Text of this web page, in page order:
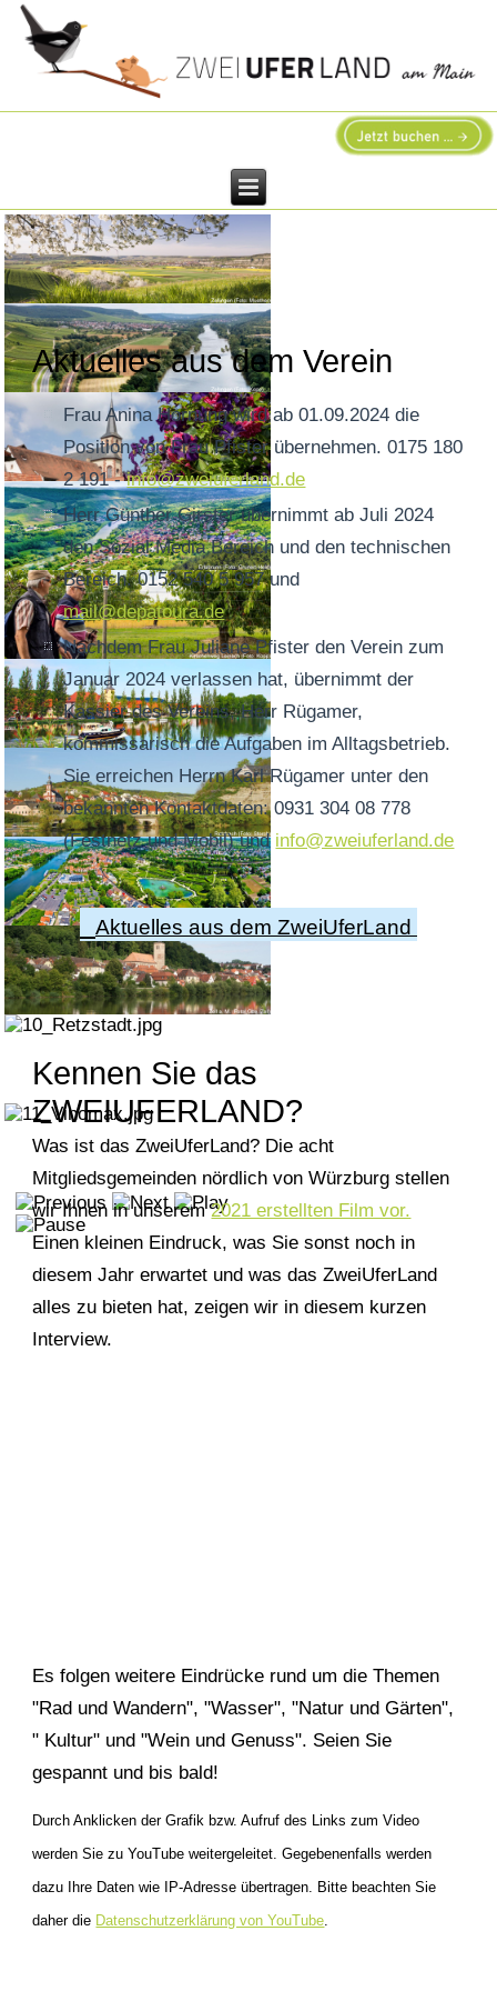
Aktuelles aus dem Verein
Frau Anina Hornung wird ab 01.09.2024 die
Position von Frau Pfister übernehmen. 0175 180
2 191 -info@zweiuferland.de
Herr Günther Girster übernimmt ab Juli 2024
den Sozial Media Bereich und den technischen
Bereich. 0152 540 5 957 und
mail@depatoura.de
Nachdem Frau Juliane Pfister den Verein zum
Januar 2024 verlassen hat, übernimmt der
Kassier des Vereins, Herr Rügamer,
kommissarisch die Aufgaben im Alltagsbetrieb.
Sie erreichen Herrn Karl Rügamer unter den
bekannten Kontaktdaten: 0931 304 08 778
(Festnetz und Mobil) und info@zweiuferland.de
Aktuelles aus dem ZweiUferLand
Kennen Sie das
ZWEIUFERLAND?
Was ist das ZweiUferLand? Die acht
Mitgliedsgemeinden nördlich von Würzburg stellen
wir Ihnen in unserem2021 erstellten Film vor.
Einen kleinen Eindruck, was Sie sonst noch in
diesem Jahr erwartet und was das ZweiUferLand
alles zu bieten hat, zeigen wir in diesem kurzen
Interview.
Es folgen weitere Eindrücke rund um die Themen
"Rad und Wandern", "Wasser", "Natur und Gärten",
" Kultur" und "Wein und Genuss". Seien Sie
gespannt und bis bald!
Durch Anklicken der Grafik bzw. Aufruf des Links zum Video
werden Sie zu YouTube weitergeleitet. Gegebenenfalls werden
dazu Ihre Daten wie IP-Adresse übertragen. Bitte beachten Sie
daher die Datenschutzerklärung von YouTube